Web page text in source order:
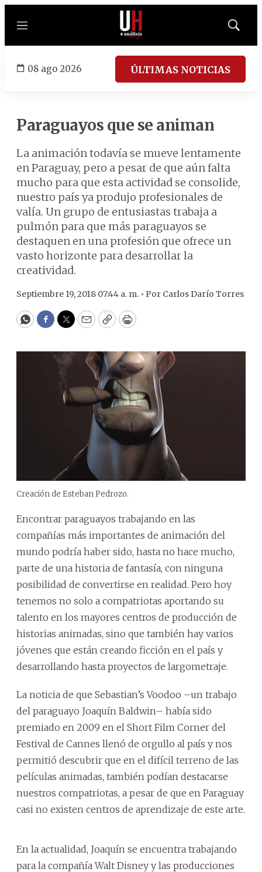
Menú
Mostrar
08 ago 2026 ÚLTIMAS NOTICIAS
Paraguayos que se animan
La animación todavía se mueve lentamente
en Paraguay, pero a pesar de que aún falta
mucho para que esta actividad se consolide,
nuestro país ya produjo profesionales de
valía. Un grupo de entusiastas trabaja a
pulmón para que más paraguayos se
destaquen en una profesión que ofrece un
vasto horizonte para desarrollar la
creatividad.
Septiembre 19, 2018 07:44 a. m. • Por Carlos Darío Torres
WhatsApp
Facebook
Twitter
EmailCopyPrint
Creación de Esteban Pedrozo.
Encontrar paraguayos trabajando en las
compañías más importantes de animación del
mundo podría haber sido, hasta no hace mucho,
parte de una historia de fantasía, con ninguna
posibilidad de convertirse en realidad. Pero hoy
tenemos no solo a compatriotas aportando su
talento en los mayores centros de producción de
historias animadas, sino que también hay varios
jóvenes que están creando ficción en el país y
desarrollando hasta proyectos de largometraje.
La noticia de que Sebastian’s Voodoo –un trabajo
del paraguayo Joaquín Baldwin– había sido
premiado en 2009 en el Short Film Corner del
Festival de Cannes llenó de orgullo al país y nos
permitió descubrir que en el difícil terreno de las
películas animadas, también podían destacarse
nuestros compatriotas, a pesar de que en Paraguay
casi no existen centros de aprendizaje de este arte.
En la actualidad, Joaquín se encuentra trabajando
para la compañía Walt Disney y las producciones